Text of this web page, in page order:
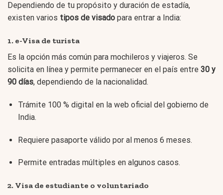
Dependiendo de tu propósito y duración de estadía,
existen varios tipos de visado para entrar a India:
1. e-Visa de turista
Es la opción más común para mochileros y viajeros. Se
solicita en línea y permite permanecer en el país entre 30 y
90 días, dependiendo de la nacionalidad.
Trámite 100 % digital en la web oficial del gobierno de
India.
Requiere pasaporte válido por al menos 6 meses.
Permite entradas múltiples en algunos casos.
2. Visa de estudiante o voluntariado